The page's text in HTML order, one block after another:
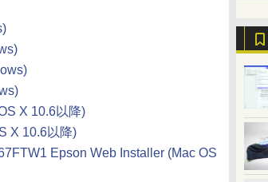
X 10.6以降)
X 10.6以降)
Epson Web Installer (Mac OS